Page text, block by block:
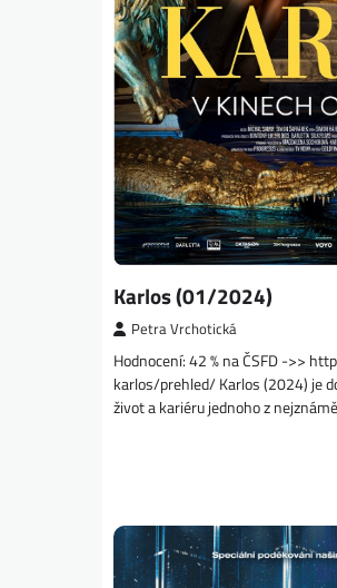
Karlos (01/2024)
Petra Vrchotická
Hodnocení: 42 % na ČSFD ->>
karlos/prehled/ Karlos (2024) je
život a kariéru jednoho z